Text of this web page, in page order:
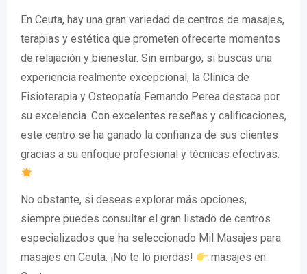
En Ceuta, hay una gran variedad de centros de masajes,
terapias y estética que prometen ofrecerte momentos
de relajación y bienestar. Sin embargo, si buscas una
experiencia realmente excepcional, la Clínica de
Fisioterapia y Osteopatía Fernando Perea destaca por
su excelencia. Con excelentes reseñas y calificaciones,
este centro se ha ganado la confianza de sus clientes
gracias a su enfoque profesional y técnicas efectivas.
No obstante, si deseas explorar más opciones,
siempre puedes consultar el gran listado de centros
especializados que ha seleccionado Mil Masajes para
masajes en Ceuta. ¡No te lo pierdas!
masajes en